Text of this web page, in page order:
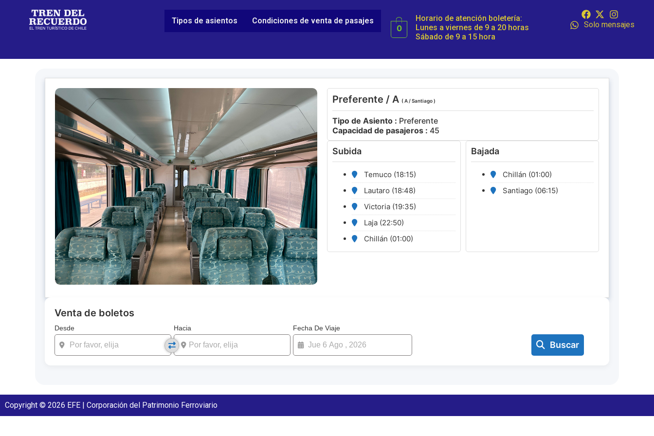
Tipos de asientos Condiciones de venta de pasajes
0
Horario de atención boletería:
Lunes a viernes de 9 a 20 horas
Sábado de 9 a 15 hora
Solo mensajes
Preferente / A ( A / Santiago )
Tipo de Asiento : Preferente
Capacidad de pasajeros : 45
Subida
Temuco (18:15)
Lautaro (18:48)
Victoria (19:35)
Laja (22:50)
Chillán (01:00)
Bajada
Chillán (01:00)
Santiago (06:15)
Venta de boletos
Desde Hacia Fecha De Viaje
Buscar
Copyright © 2026 EFE | Corporación del Patrimonio Ferroviario